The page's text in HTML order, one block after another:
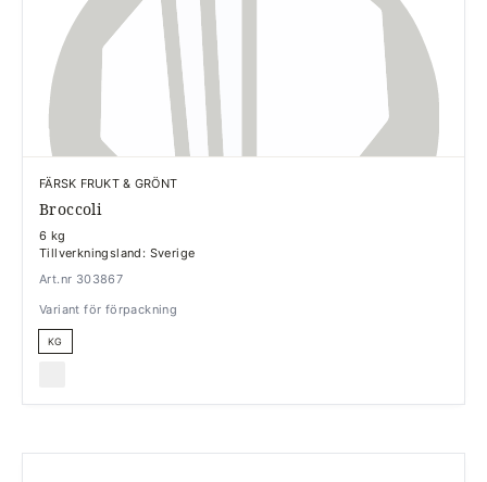
FÄRSK FRUKT & GRÖNT
Broccoli
6 kg
Tillverkningsland: Sverige
Art.nr 303867
Variant för förpackning
KG